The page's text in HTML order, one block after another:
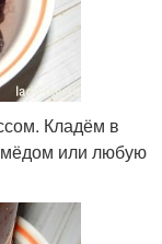
Кладём в
мёдом или любую